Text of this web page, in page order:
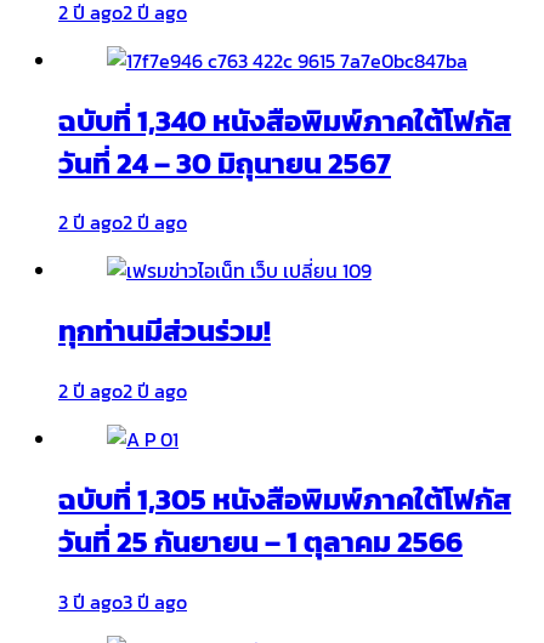
2 ปี ago2 ปี ago
ฉบับที่ 1,340 หนังสือพิมพ์ภาคใต้โฟกัส
วันที่ 24 – 30 มิถุนายน 2567
2 ปี ago2 ปี ago
ทุกท่านมีส่วนร่วม!
2 ปี ago2 ปี ago
ฉบับที่ 1,305 หนังสือพิมพ์ภาคใต้โฟกัส
วันที่ 25 กันยายน – 1 ตุลาคม 2566
3 ปี ago3 ปี ago